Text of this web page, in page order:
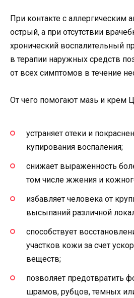
При контакте с аллергическим
острый, а при отсутствии
хронический воспалительный
в терапии наружных средств
от всех симптомов в течение
От чего помогают мазь и крем
устраняет отеки и
купирования воспаления;
снижает выраженность
том числе жжения и
избавляет человека от
высыпаний различной
способствует
участков кожи за счет
веществ;
позволяет предотвратить
шрамов, рубцов, темных